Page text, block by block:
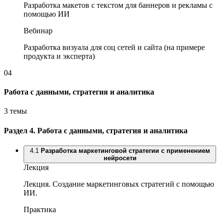
Разработка макетов с текстом для баннеров и рекламы с
помощью ИИ
Вебинар
Разработка визуала для соц сетей и сайта (на примере
продукта и эксперта)
04
Работа с данными, стратегия и аналитика
3 темы
Раздел 4. Работа с данными, стратегия и аналитика
4.1 Разработка маркетинговой стратегии с применением
нейросети
Лекция
Лекция. Создание маркетинговых стратегий с помощью
ИИ.
Практика